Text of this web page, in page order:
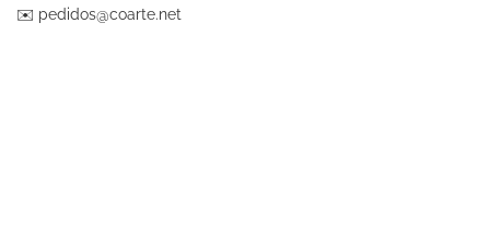
✉️ pedidos@coarte.net